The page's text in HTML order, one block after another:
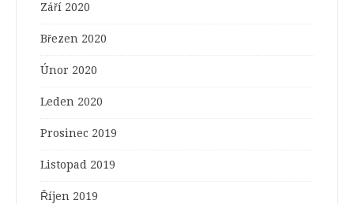
Září 2020
Březen 2020
Únor 2020
Leden 2020
Prosinec 2019
Listopad 2019
Říjen 2019